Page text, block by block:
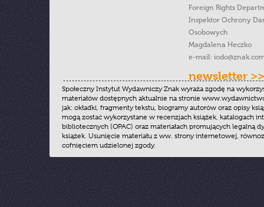
Foreign Rights
Inspektor Ochrony
Osobowych
Magdalena Heczko
e-mail:
newsletter >>
Społeczny Instytut Wydawniczy Znak wyraża zgodę na
materiałów dostępnych aktualnie na stronie
jak: okładki, fragmenty tekstu, biogramy autorów oraz opisy
mogą zostać wykorzystane w recenzjach książek, katalogach
bibliotecznych (OPAC) oraz materiałach promujących legalną
książek. Usunięcie materiału z ww. strony internetowej,
cofnięciem udzielonej zgody.